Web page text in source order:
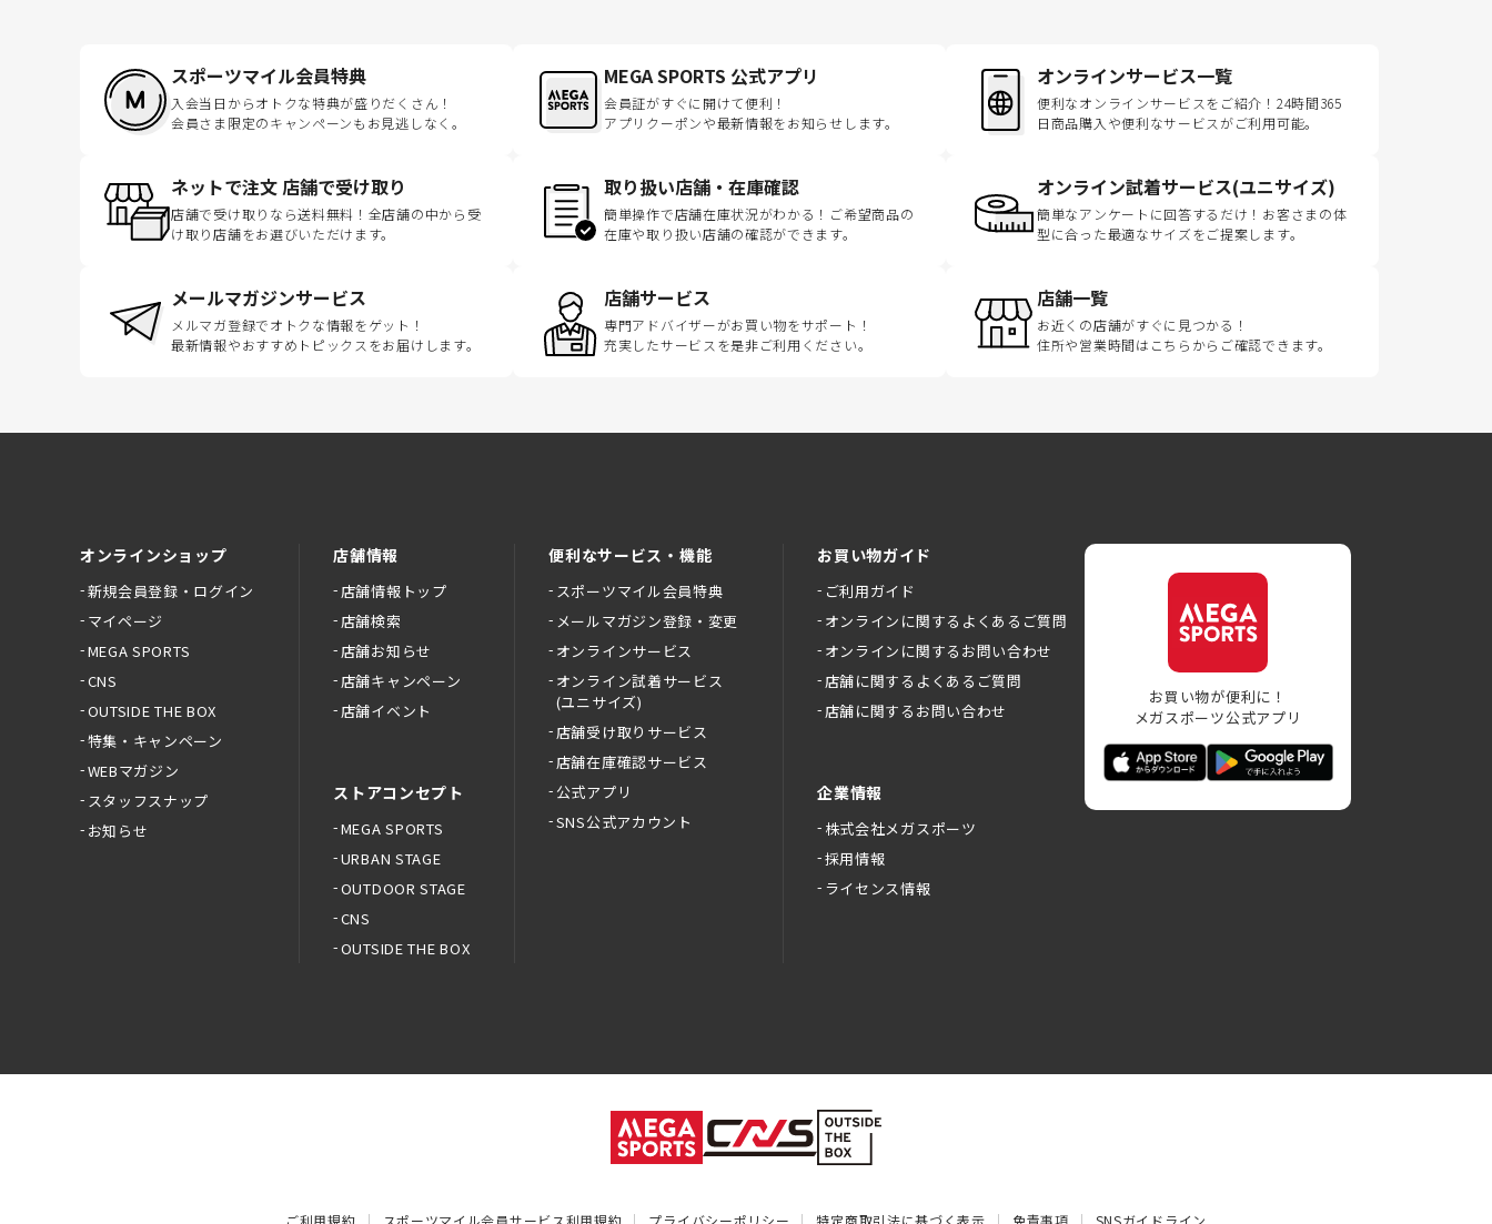
スポーツマイル会員特典
入会当日からオトクな特典が盛りだくさん！
会員さま限定のキャンペーンもお見逃しなく。
MEGA SPORTS 公式アプリ
会員証がすぐに開けて便利！
アプリクーポンや最新情報をお知らせします。
オンラインサービス一覧
便利なオンラインサービスをご紹介！24時間365
日商品購入や便利なサービスがご利用可能。
ネットで注文 店舗で受け取り
店舗で受け取りなら送料無料！全店舗の中から受
け取り店舗をお選びいただけます。
取り扱い店舗・在庫確認
簡単操作で店舗在庫状況がわかる！ご希望商品の
在庫や取り扱い店舗の確認ができます。
オンライン試着サービス(ユニサイズ)
簡単なアンケートに回答するだけ！お客さまの体
型に合った最適なサイズをご提案します。
メールマガジンサービス
メルマガ登録でオトクな情報をゲット！
最新情報やおすすめトピックスをお届けします。
店舗サービス
専門アドバイザーがお買い物をサポート！
充実したサービスを是非ご利用ください。
店舗一覧
お近くの店舗がすぐに見つかる！
住所や営業時間はこちらからご確認できます。
オンラインショップ
新規会員登録・ログイン
マイページ
MEGA SPORTS
CNS
OUTSIDE THE BOX
特集・キャンペーン
WEBマガジン
スタッフスナップ
お知らせ
店舗情報
店舗情報トップ
店舗検索
店舗お知らせ
店舗キャンペーン
店舗イベント
ストアコンセプト
MEGA SPORTS
URBAN STAGE
OUTDOOR STAGE
CNS
OUTSIDE THE BOX
便利なサービス・機能
スポーツマイル会員特典
メールマガジン登録・変更
オンラインサービス
オンライン試着サービス
(ユニサイズ)
店舗受け取りサービス
店舗在庫確認サービス
公式アプリ
SNS公式アカウント
お買い物ガイド
ご利用ガイド
オンラインに関するよくあるご質問
オンラインに関するお問い合わせ
店舗に関するよくあるご質問
店舗に関するお問い合わせ
企業情報
株式会社メガスポーツ
採用情報
ライセンス情報
お買い物が便利に！
メガスポーツ公式アプリ
ご利用規約 スポーツマイル会員サービス利用規約 プライバシーポリシー 特定商取引法に基づく表示 免責事項 SNSガイドライン